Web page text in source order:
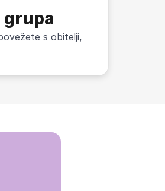
grupa
s obitelji,